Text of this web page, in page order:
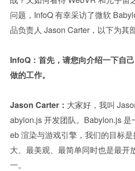
问题，InfoQ 有幸采访了微软
品负责人 Jason Carter，以下为其
InfoQ：首先，请您向介绍一下自
做的工作。
Jason Carter： 大家好，我叫
abylon.js 开发团队。Babylon.js 是
eb 渲染与游戏引擎，我们的目标
大、最美观、最简单同时也是最开
一。